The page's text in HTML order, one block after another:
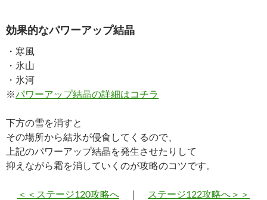
効果的なパワーアップ結晶
・寒風
・氷山
・氷河
※パワーアップ結晶の詳細はコチラ
下方の雪を消すと
その場所から結氷が侵食してくるので、
上記のパワーアップ結晶を発生させたりして
抑えながら霜を消していくのが攻略のコツです。
＜＜ステージ120攻略へ ｜ ステージ122攻略へ＞＞